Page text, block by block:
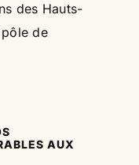
des Hauts-
pôle de
AUX